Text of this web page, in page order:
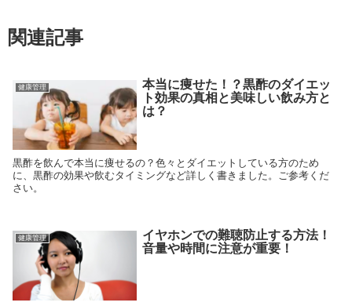
関連記事
健康管理
本当に痩せた！？黒酢のダイエッ
ト効果の真相と美味しい飲み方と
は？
黒酢を飲んで本当に痩せるの？色々とダイエットしている方のため
に、黒酢の効果や飲むタイミングなど詳しく書きました。ご参考くだ
さい。
健康管理
イヤホンでの難聴防止する方法！
音量や時間に注意が重要！